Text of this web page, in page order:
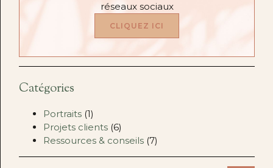
réseaux sociaux
CLIQUEZ ICI
Catégories
Portraits (1)
Projets clients (6)
Ressources & conseils (7)